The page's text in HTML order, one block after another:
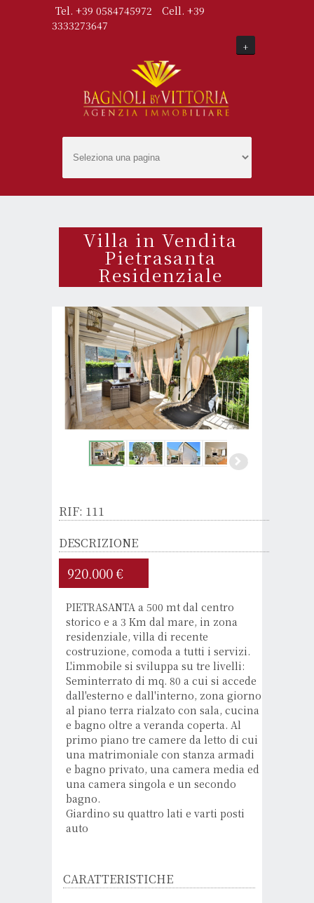
Tel. +39 0584745972
Cell. +39
3333273647
+
Villa in Vendita
Pietrasanta
Residenziale
RIF: 111
DESCRIZIONE
920.000 €
PIETRASANTA a 500 mt dal centro
storico e a 3 Km dal mare, in zona
residenziale, villa di recente
costruzione, comoda a tutti i servizi.
L'immobile si sviluppa su tre livelli:
Seminterrato di mq. 80 a cui si accede
dall'esterno e dall'interno, zona giorno
al piano terra rialzato con sala, cucina
e bagno oltre a veranda coperta. Al
primo piano tre camere da letto di cui
una matrimoniale con stanza armadi
e bagno privato, una camera media ed
una camera singola e un secondo
bagno.
Giardino su quattro lati e varti posti
auto
CARATTERISTICHE